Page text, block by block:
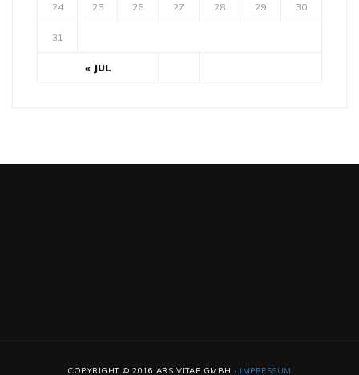
« JUL
24 25 26 27 28 29 30
31
COPYRIGHT © 2016 ARS VITAE GMBH · IMPRESSUM